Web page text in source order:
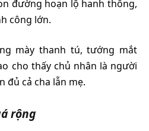
đường hoạn lộ hanh thông,
công lớn.
mày thanh tú, tướng mắt
cho thấy chủ nhân là người
đủ cả cha lẫn mẹ.
rộng